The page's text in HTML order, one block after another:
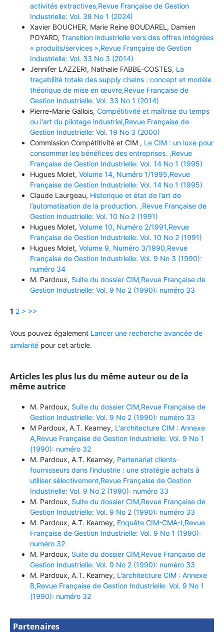
activités extractives,Revue Française de Gestion
Industrielle: Vol. 38 No 1 (2024)
Xavier BOUCHER, Marie Reine BOUDAREL, Damien
POYARD, Transition industrielle vers des offres intégrées
« produits/services »,Revue Française de Gestion
Industrielle: Vol. 33 No 3 (2014)
Jennifer LAZZERI, Nathalie FABBE-COSTES, La
traçabilité totale des supply chains : concept et modèle
théorique de mise en œuvre,Revue Française de
Gestion Industrielle: Vol. 33 No 1 (2014)
Pierre-Marie Gallois, Compétitivité et maîtrise du temps
ou l'art du pilotage industriel,Revue Française de
Gestion Industrielle: Vol. 19 No 3 (2000)
Commission Compétitivité et CIM , Le CIM : un luxe pour
consommer les bénéfices des entreprises. ,Revue
Française de Gestion Industrielle: Vol. 14 No 1 (1995)
Hugues Molet, Volume 14, Numéro 1/1995,Revue
Française de Gestion Industrielle: Vol. 14 No 1 (1995)
Claude Laurgeau, Historique et état de l’art de
l’automatisation de la production. ,Revue Française de
Gestion Industrielle: Vol. 10 No 2 (1991)
Hugues Molet, Volume 10, Numéro 2/1991,Revue
Française de Gestion Industrielle: Vol. 10 No 2 (1991)
Hugues Molet, Volume 9, Numéro 3/1990,Revue
Française de Gestion Industrielle: Vol. 9 No 3 (1990):
numéro 34
M. Pardoux, Suite du dossier CIM,Revue Française de
Gestion Industrielle: Vol. 9 No 2 (1990): numéro 33
1 2 > >>
Vous pouvez également Lancer une recherche avancée de
similaritépour cet article.
Articles les plus lus du même auteur ou de la
même autrice
M. Pardoux, Suite du dossier CIM,Revue Française de
Gestion Industrielle: Vol. 9 No 2 (1990): numéro 33
M Pardoux, A.T. Kearney, L'architecture CIM : Annexe
A,Revue Française de Gestion Industrielle: Vol. 9 No 1
(1990): numéro 32
M. Pardoux, A.T. Kearney, Partenariat clients-
fournisseurs dans l'industrie : une stratégie achats à
utiliser sélectivement,Revue Française de Gestion
Industrielle: Vol. 9 No 2 (1990): numéro 33
M. Pardoux, Suite du dossier CIM,Revue Française de
Gestion Industrielle: Vol. 9 No 2 (1990): numéro 33
M. Pardoux, A.T. Kearney, Enquête CIM-CMA-I,Revue
Française de Gestion Industrielle: Vol. 9 No 1 (1990):
numéro 32
M. Pardoux, Suite du dossier CIM,Revue Française de
Gestion Industrielle: Vol. 9 No 2 (1990): numéro 33
M. Pardoux, A.T. Kearney, L'architecture CIM : Annexe
B,Revue Française de Gestion Industrielle: Vol. 9 No 1
(1990): numéro 32
Partenaires